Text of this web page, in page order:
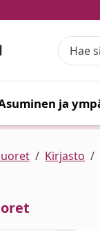
alasvetovalikkoa
ja
Kirjasto